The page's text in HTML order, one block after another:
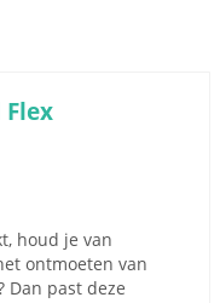
Flex
houd je van
ontmoeten van
Dan past deze